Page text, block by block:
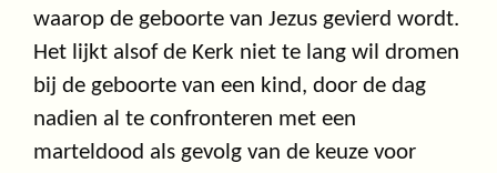
waarop de geboorte van Jezus gevierd wordt.
Het lijkt alsof de Kerk niet te lang wil dromen
bij de geboorte van een kind, door de dag
nadien al te confronteren met een
marteldood als gevolg van de keuze voor